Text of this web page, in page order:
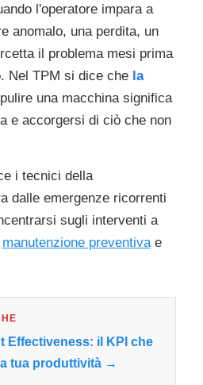
l'operatore impara a
anomalo, una perdita, un
il problema mesi prima
Nel TPM si dice che la
una macchina significa
e accorgersi di ciò che non
i tecnici della
dalle emergenze ricorrenti
sugli interventi a
manutenzione preventivae
Effectiveness: il KPI che
tua produttività →